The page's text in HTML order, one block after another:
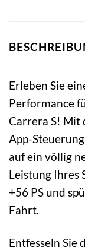
Erleben Sie
Performance
Carrera S! Mit
App-
auf ein völlig
Leistung Ihres
+56 PS und
Fahrt.
Entfesseln Sie